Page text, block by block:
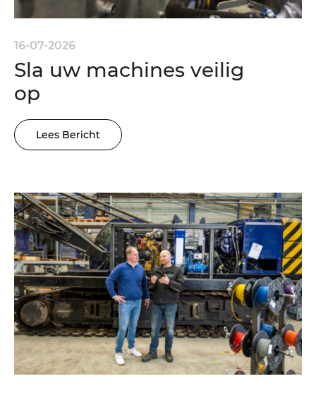
16-07-2026
Sla uw machines veilig
op
Lees Bericht